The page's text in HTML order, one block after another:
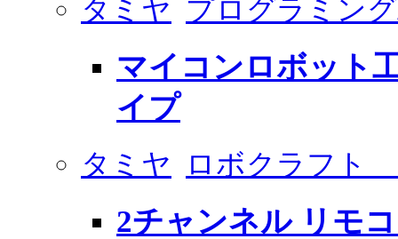
タミヤ プログラミン
マイコンロボット
イプ
タミヤ ロボクラフト
2チャンネル リモ